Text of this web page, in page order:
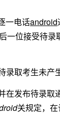
一电话android
一位接受待
取考生未产
发布待录取
关规定，